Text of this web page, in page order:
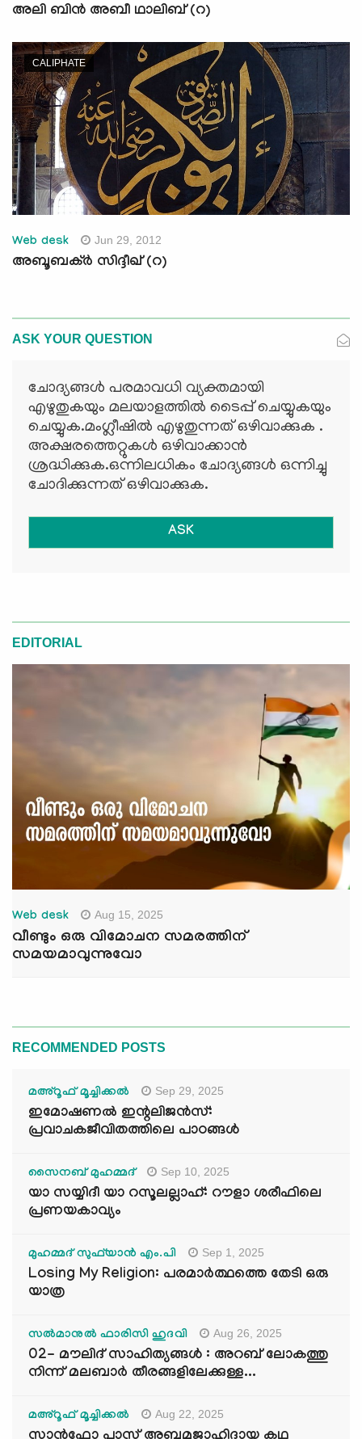
അലി ബിന്‍ അബീ ഥാലിബ് (റ)
CALIPHATE
Web desk Jun 29, 2012
അബൂബക്ര്‍ സിദ്ദീഖ് (റ)
ASK YOUR QUESTION
ചോദ്യങ്ങള്‍ പരമാവധി വ്യക്തമായി
എഴുതുകയും മലയാളത്തില്‍ ടൈപ്പ് ചെയ്യുകയും
ചെയ്യുക.മംഗ്ലീഷില്‍ എഴുതുന്നത് ഒഴിവാക്കുക .
അക്ഷരത്തെറ്റുകള്‍ ഒഴിവാക്കാന്‍
ശ്രദ്ധിക്കുക.ഒന്നിലധികം ചോദ്യങ്ങള്‍ ഒന്നിച്ചു
ചോദിക്കുന്നത് ഒഴിവാക്കുക.
ASK
EDITORIAL
Web desk Aug 15, 2025
വീണ്ടും ഒരു വിമോചന സമരത്തിന്
സമയമാവുന്നുവോ
RECOMMENDED POSTS
മഅ്റൂഫ് മൂച്ചിക്കല്‍ Sep 29, 2025
ഇമോഷണൽ ഇന്റലിജൻസ്:
പ്രവാചകജീവിതത്തിലെ പാഠങ്ങൾ
സൈനബ് മുഹമ്മദ് Sep 10, 2025
യാ സയ്യിദീ യാ റസൂലല്ലാഹ്: റൗളാ ശരീഫിലെ
പ്രണയകാവ്യം
മുഹമ്മദ് സുഫ്‌യാൻ എം.പി Sep 1, 2025
Losing My Religion: പരമാർത്ഥത്തെ തേടി ഒരു
യാത്ര
സൽമാനുൽ ഫാരിസി ഹുദവി Aug 26, 2025
02- മൗലിദ് സാഹിത്യങ്ങൾ : അറബ് ലോകത്തു
നിന്ന് മലബാർ തീരങ്ങളിലേക്കുള്ള...
മഅ്റൂഫ് മൂച്ചിക്കല്‍ Aug 22, 2025